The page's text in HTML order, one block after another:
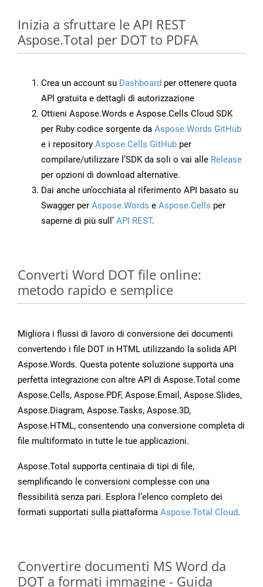
Inizia a sfruttare le API REST
Aspose.Total per DOT to PDFA
Crea un account su Dashboard per ottenere quota
API gratuita e dettagli di autorizzazione
Ottieni Aspose.Words e Aspose.Cells Cloud SDK
per Ruby codice sorgente da Aspose.Words GitHub
e i repository Aspose.Cells GitHub per
compilare/utilizzare l’SDK da soli o vai alle Release
per opzioni di download alternative.
Dai anche un’occhiata al riferimento API basato su
Swagger per Aspose.Words e Aspose.Cells per
saperne di più sull’ API REST.
Converti Word DOT file online:
metodo rapido e semplice
Migliora i flussi di lavoro di conversione dei documenti
convertendo i file DOT in HTML utilizzando la solida API
Aspose.Words. Questa potente soluzione supporta una
perfetta integrazione con altre API di Aspose.Total come
Aspose.Cells, Aspose.PDF, Aspose.Email, Aspose.Slides,
Aspose.Diagram, Aspose.Tasks, Aspose.3D,
Aspose.HTML, consentendo una conversione completa di
file multiformato in tutte le tue applicazioni.
Aspose.Total supporta centinaia di tipi di file,
semplificando le conversioni complesse con una
flessibilità senza pari. Esplora l’elenco completo dei
formati supportati sulla piattaforma Aspose.Total Cloud.
Convertire documenti MS Word da
DOT a formati immagine - Guida